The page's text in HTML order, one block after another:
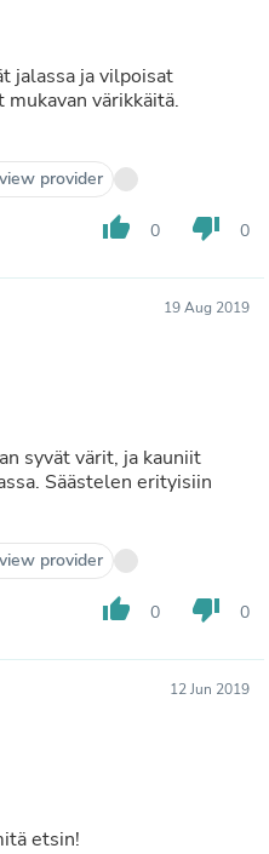
jalassa ja vilpoisat
värikkäitä.
provider
thumb_up 0 thumb_down 0
19 Aug 2019
syvät värit, ja kauniit
Säästelen erityisiin
provider
thumb_up 0 thumb_down 0
12 Jun 2019
etsin!